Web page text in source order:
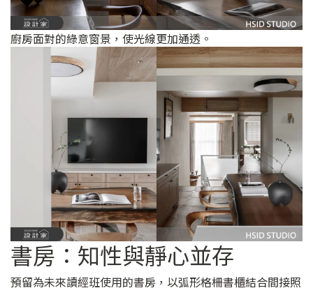
廚房面對的綠意窗景，使光線更加通透。
書房：知性與靜心並存
預留為未來讀經班使用的書房，以弧形格柵書櫃結合間接照